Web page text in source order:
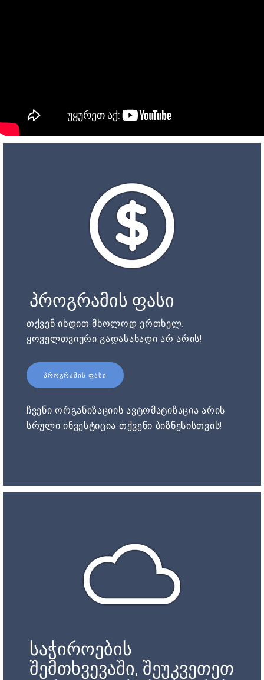
პროგრამის ფასი
თქვენ იხდით მხოლოდ ერთხელ.
ყოველთვიური გადასახადი არ არის!
ᲞᲠᲝᲒᲠᲐᲛᲘᲡ ᲤᲐᲡᲘ
ჩვენი ორგანიზაციის ავტომატიზაცია არის
სრული ინვესტიცია თქვენი ბიზნესისთვის!
საჭიროების
შემთხვევაში, შეუკვეთეთ